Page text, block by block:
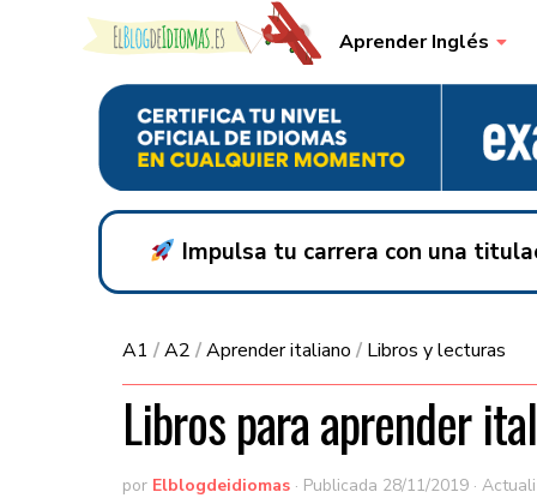
Skip to content Aprender Inglés
Impulsa tu carrera con una
A1 /A2 /Aprender italiano / Libros y lecturas
Libros para aprender
por Elblogdeidiomas · Publicada 28/11/2019 ·